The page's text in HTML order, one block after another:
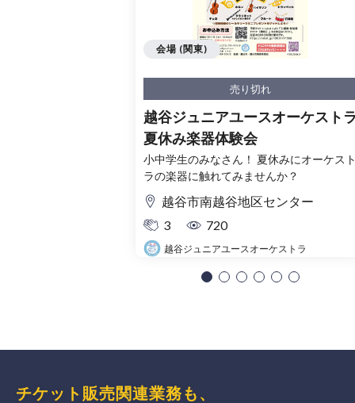
売り切れ
越谷ジュニアユースオーケスト
夏休み楽器体験会
小中学生のみなさん！ 夏休みにオーケス
ラの楽器に触れてみませんか？
越谷市南越谷地区センター
3
720
越谷ジュニアユースオーケストラ
会場 (関東)
チケット販売関連業務も、